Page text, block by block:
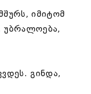
იმიტომ
უბრალოება,
გინდა,